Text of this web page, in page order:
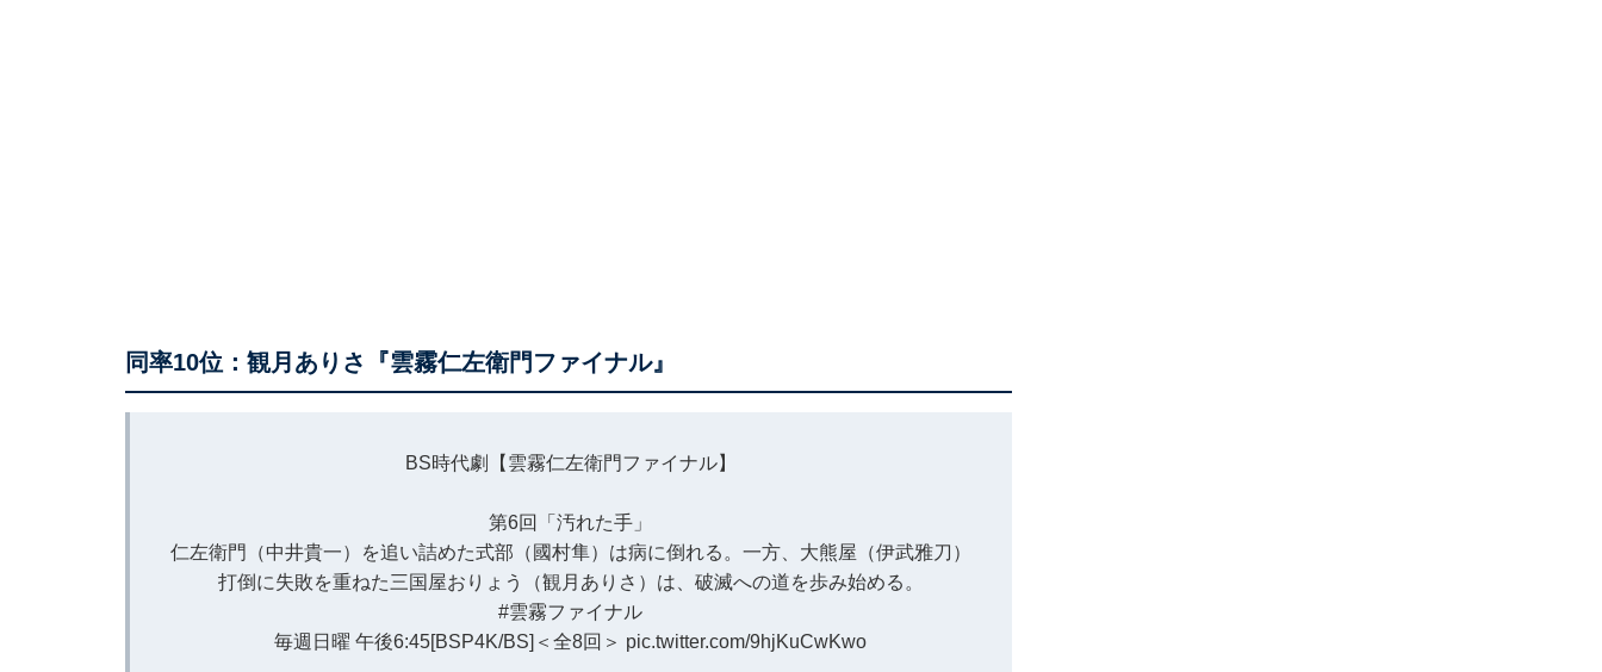
同率10位：観月ありさ『雲霧仁左衛門ファイナル』
BS時代劇【雲霧仁左衛門ファイナル】
第6回「汚れた手」
仁左衛門（中井貴一）を追い詰めた式部（國村隼）は病に倒れる。一方、大熊屋（伊武雅刀）
打倒に失敗を重ねた三国屋おりょう（観月ありさ）は、破滅への道を歩み始める。
#雲霧ファイナル
毎週日曜 午後6:45[BSP4K/BS]＜全8回＞ pic.twitter.com/9hjKuCwKwo